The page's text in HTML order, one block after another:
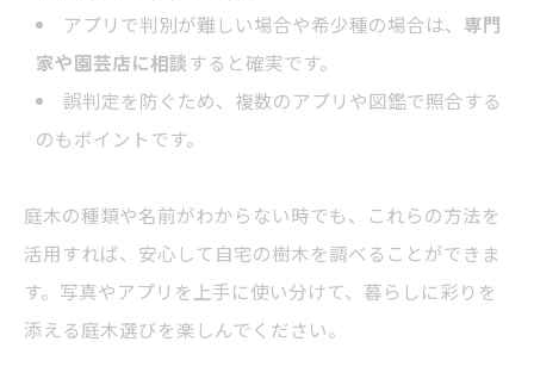
アプリで判別が難しい場合や希少種の場合は、 専門
家や園芸店に相談すると確実です。
誤判定を防ぐため、複数のアプリや図鑑で照合する
のもポイントです。
庭木の種類や名前がわからない時でも、これらの方法を
活用すれば、安心して自宅の樹木を調べることができま
す。写真やアプリを上手に使い分けて、暮らしに彩りを
添える庭木選びを楽しんでください。